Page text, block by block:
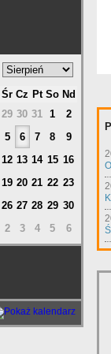
Śr Cz Pt So Nd
29 30 31 1
2
5 6 7 8
9
12 13 14 15 16
19 20 21 22 23
26 27 28 29 30
2 3 4 5 6